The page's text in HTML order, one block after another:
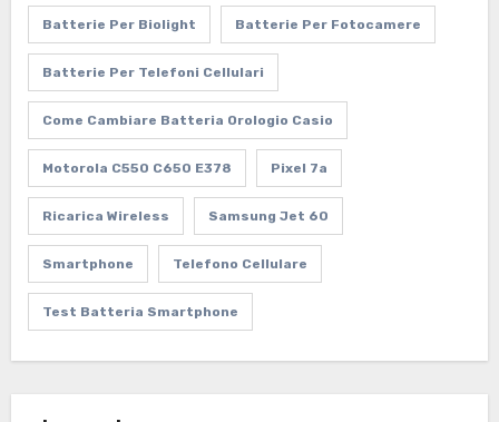
Batterie Per Biolight Batterie Per Fotocamere
Batterie Per Telefoni Cellulari
Come Cambiare Batteria Orologio Casio
Motorola C550 C650 E378 Pixel 7a
Ricarica Wireless Samsung Jet 60
Smartphone Telefono Cellulare
Test Batteria Smartphone